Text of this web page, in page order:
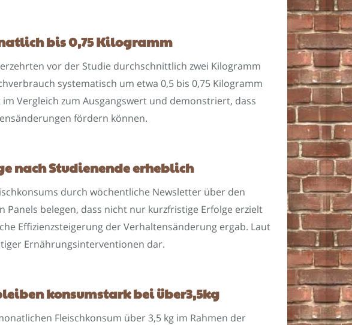
bis 0,75 Kilogramm
vor der Studie durchschnittlich zwei Kilogramm
systematisch um etwa 0,5 bis 0,75 Kilogramm
Vergleich zum Ausgangswert und demonstriert, dass
fördern können.
nach Studienende erheblich
durch wöchentliche Newsletter über den
belegen, dass nicht nur kurzfristige Erfolge erzielt
Effizienzsteigerung der Verhaltensänderung ergab. Laut
Ernährungsinterventionen dar.
konsumstark bei über3,5kg
Fleischkonsum über 3,5 kg im Rahmen der